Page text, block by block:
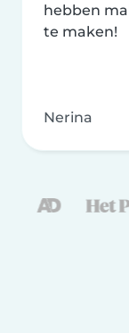
hebben
te maken!
Nerina